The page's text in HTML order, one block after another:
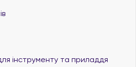
інструменту та приладдя